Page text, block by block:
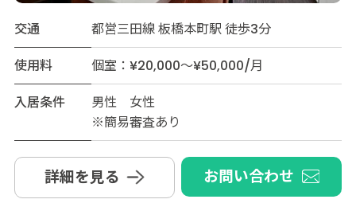
交通
都営三田線 板橋本町駅 徒歩3分
使用料
個室：¥20,000～¥50,000/月
入居条件
男性 女性
※簡易審査あり
詳細を見る お問い合わせ